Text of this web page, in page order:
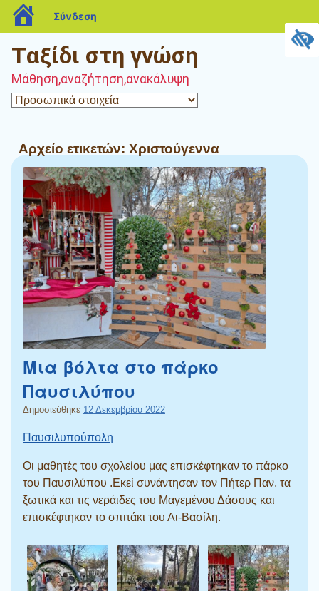
Tαξίδι στη γνώση
Μάθηση,αναζήτηση,ανακάλυψη
Αρχείο ετικετών: Χριστούγεννα
Μια βόλτα στο πάρκο
Παυσιλύπου
Δημοσιεύθηκε 12 Δεκεμβρίου 2022
Παυσιλυπούπολη
Οι μαθητές του σχολείου μας επισκέφτηκαν το πάρκο
του Παυσιλύπου .Εκεί συνάντησαν τον Πήτερ Παν, τα
ξωτικά και τις νεράιδες του Μαγεμένου Δάσους και
επισκέφτηκαν το σπιτάκι του Αι-Βασίλη.
blogs.sch.gr
Σύνδεση